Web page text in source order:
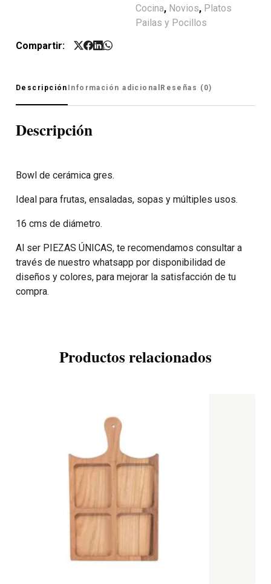
Cocina, Novios, Platos
Pailas y Pocillos
Compartir:
Descripción Información adicional Reseñas (0)
Descripción
Bowl de cerámica gres.
Ideal para frutas, ensaladas, sopas y múltiples usos.
16 cms de diámetro.
Al ser PIEZAS ÚNICAS, te recomendamos consultar a
través de nuestro whatsapp por disponibilidad de
diseños y colores, para mejorar la satisfacción de tu
compra.
Productos relacionados